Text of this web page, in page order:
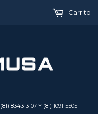
8343-3107 Y (81) 1091-5505
Carrito